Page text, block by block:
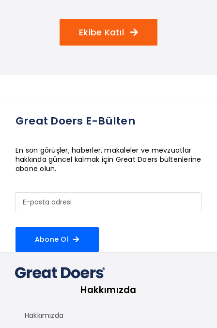
Ekibe Katıl
Great Doers E-Bülten
En son görüşler, haberler, makaleler ve mevzuatlar
hakkında güncel kalmak için Great Doers bültenlerine
abone olun.
Abone Ol
Hakkımızda
Hakkımızda